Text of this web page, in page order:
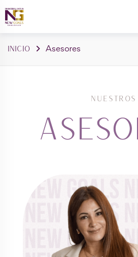
Inicio Asesores
NUESTROS